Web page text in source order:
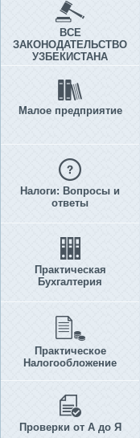
ВСЕ
ЗАКОНОДАТЕЛЬСТВО
УЗБЕКИСТАНА
Малое предприятие
Налоги: Вопросы и
ответы
Практическая
Бухгалтерия
Практическое
Налогообложение
Проверки от А до Я